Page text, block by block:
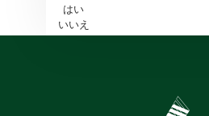
はい
いいえ